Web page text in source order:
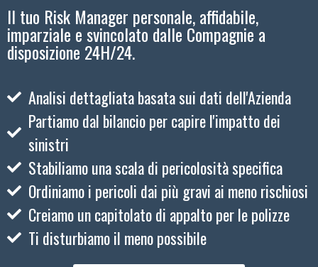
Il tuo Risk Manager personale, affidabile,
imparziale e svincolato dalle Compagnie a
disposizione 24H/24.
Analisi dettagliata basata sui dati dell'Azienda
Partiamo dal bilancio per capire l'impatto dei
sinistri
Stabiliamo una scala di pericolosità specifica
Ordiniamo i pericoli dai più gravi ai meno rischiosi
Creiamo un capitolato di appalto per le polizze
Ti disturbiamo il meno possibile